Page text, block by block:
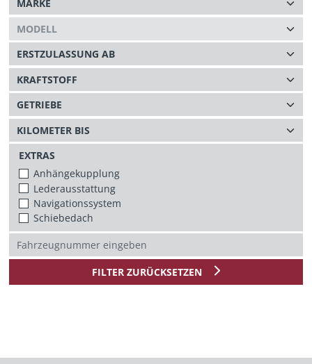
EXTRAS
Anhängekupplung
Lederausstattung
Navigationssystem
Schiebedach
FILTER ZURÜCKSETZEN